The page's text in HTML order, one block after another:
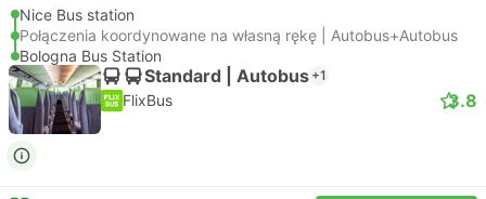
Nice Bus station
Połączenia koordynowane na własną rękę | Autobus+Autobus
Bologna Bus Station
Standard | Autobus +1
FlixBus 3.8